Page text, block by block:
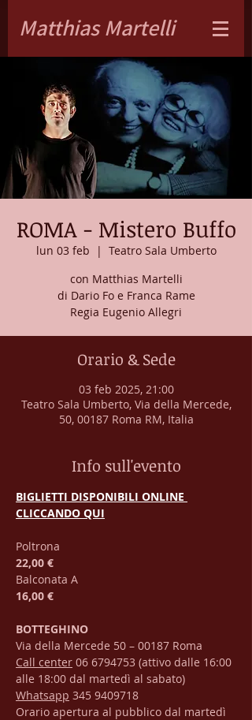
Matthias Martelli
ROMA - Mistero Buffo
lun 03 feb
  |
Teatro Sala Umberto
con Matthias Martelli
di Dario Fo e Franca Rame
Regia Eugenio Allegri
Orario & Sede
03 feb 2025, 21:00
Teatro Sala Umberto, Via della Mercede,
50, 00187 Roma RM, Italia
Info sull'evento
BIGLIETTI DISPONIBILI ONLINE
CLICCANDO QUI
Poltrona
22,00 €
Balconata A
16,00 €
BOTTEGHINO
Via della Mercede 50 – 00187 Roma
Call center 06 6794753 (attivo dalle 16:00
alle 18:00 dal martedì al sabato)
Whatsapp 345 9409718
Orario apertura al pubblico dal martedì